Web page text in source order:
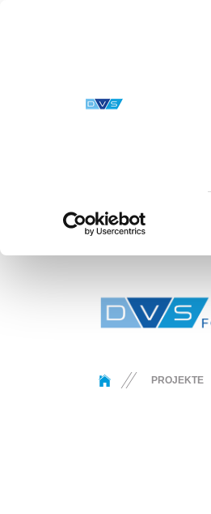
You are here:PROJEKTE